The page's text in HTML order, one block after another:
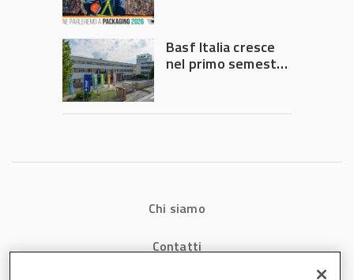
Governo
Basf Italia cresce
nel primo semestre
Chi siamo
Contatti